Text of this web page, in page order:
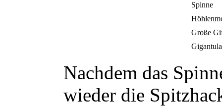
Spinne
Große
Gigantula
Nachdem das
wieder die